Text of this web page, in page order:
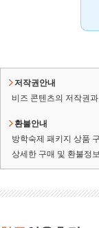
저작권안내
비즈 콘텐츠의 저작권
환불안내
방학숙제 패키지 상품
상세한 구매 및 환불정